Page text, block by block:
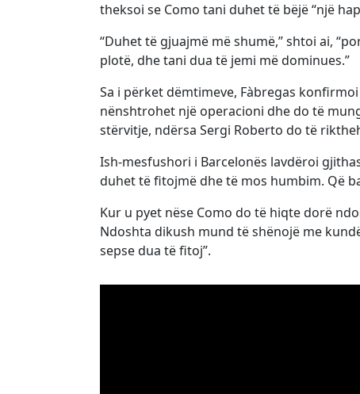
theksoi se Como tani duhet të bëjë “një
“Duhet të gjuajmë më shumë,” shtoi ai,
plotë, dhe tani dua të jemi më dominues.”
Sa i përket dëmtimeve, Fàbregas
nënshtrohet një operacioni dhe do të
stërvitje, ndërsa Sergi Roberto do të
Ish-mesfushori i Barcelonës lavdëroi
duhet të fitojmë dhe të mos humbim. Që
Kur u pyet nëse Como do të hiqte dorë
Ndoshta dikush mund të shënojë me
sepse dua të fitoj”.